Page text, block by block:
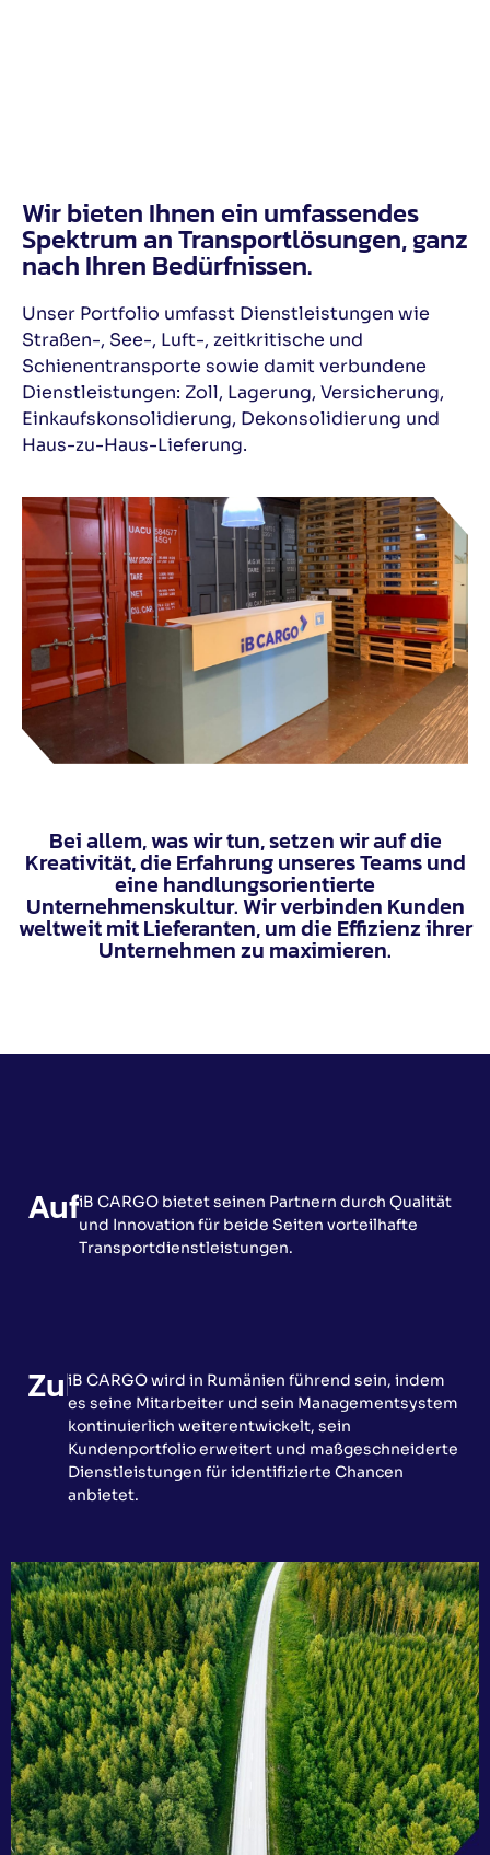
Wir bieten Ihnen ein umfassendes
Spektrum an Transportlösungen, ganz
nach Ihren Bedürfnissen.
Unser Portfolio umfasst Dienstleistungen wie
Straßen-, See-, Luft-, zeitkritische und
Schienentransporte sowie damit verbundene
Dienstleistungen: Zoll, Lagerung, Versicherung,
Einkaufskonsolidierung, Dekonsolidierung und
Haus-zu-Haus-Lieferung.
Bei allem, was wir tun, setzen wir auf die
Kreativität, die Erfahrung unseres Teams und
eine handlungsorientierte
Unternehmenskultur. Wir verbinden Kunden
weltweit mit Lieferanten, um die Effizienz ihrer
Unternehmen zu maximieren.
Aufgabe
iB CARGO bietet seinen Partnern durch Qualität
und Innovation für beide Seiten vorteilhafte
Transportdienstleistungen.
Zukunftsbild
iB CARGO wird in Rumänien führend sein, indem
es seine Mitarbeiter und sein Managementsystem
kontinuierlich weiterentwickelt, sein
Kundenportfolio erweitert und maßgeschneiderte
Dienstleistungen für identifizierte Chancen
anbietet.